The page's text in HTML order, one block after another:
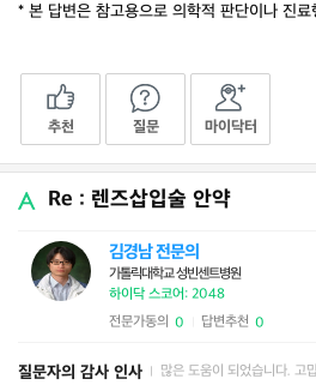
* 본 답변은 참고용으로 의학적 판단이나 진
추천 질문 마이닥터
Re : 렌즈삽입술 안약
김경남 전문의
가톨릭대학교 성빈센트병원
하이닥 스코어: 2048
전문가동의 0 답변추천 0
질문자의 감사 인사 많은 도움이 되었습니다. 고